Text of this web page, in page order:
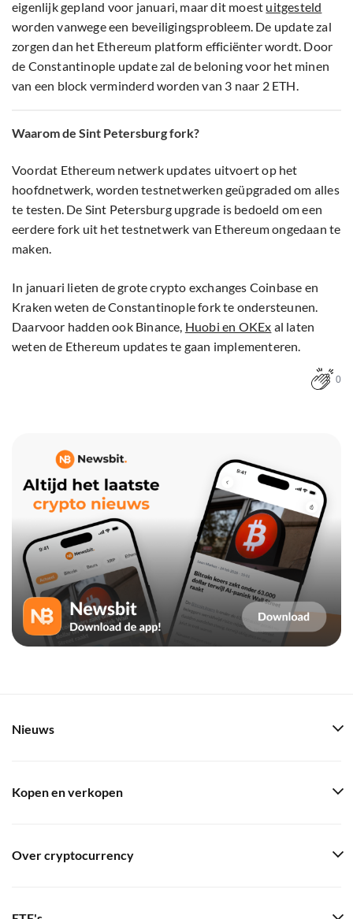
eigenlijk gepland voor januari, maar dit moest uitgesteld
worden vanwege een beveiligingsprobleem. De update zal
zorgen dan het Ethereum platform efficiënter wordt. Door
de Constantinople update zal de beloning voor het minen
van een block verminderd worden van 3 naar 2 ETH.
Waarom de Sint Petersburg fork?
Voordat Ethereum netwerk updates uitvoert op het
hoofdnetwerk, worden testnetwerken geüpgraded om alles
te testen. De Sint Petersburg upgrade is bedoeld om een
eerdere fork uit het testnetwerk van Ethereum ongedaan te
maken.
In januari lieten de grote crypto exchanges Coinbase en
Kraken weten de Constantinople fork te ondersteunen.
Daarvoor hadden ook Binance, Huobi en OKEx al laten
weten de Ethereum updates te gaan implementeren.
0
Nieuws
Kopen en verkopen
Over cryptocurrency